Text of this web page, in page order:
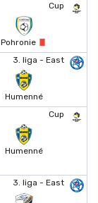
Cup
Pohronie
3. liga - East
Humenné
Cup
Humenné
3. liga - East